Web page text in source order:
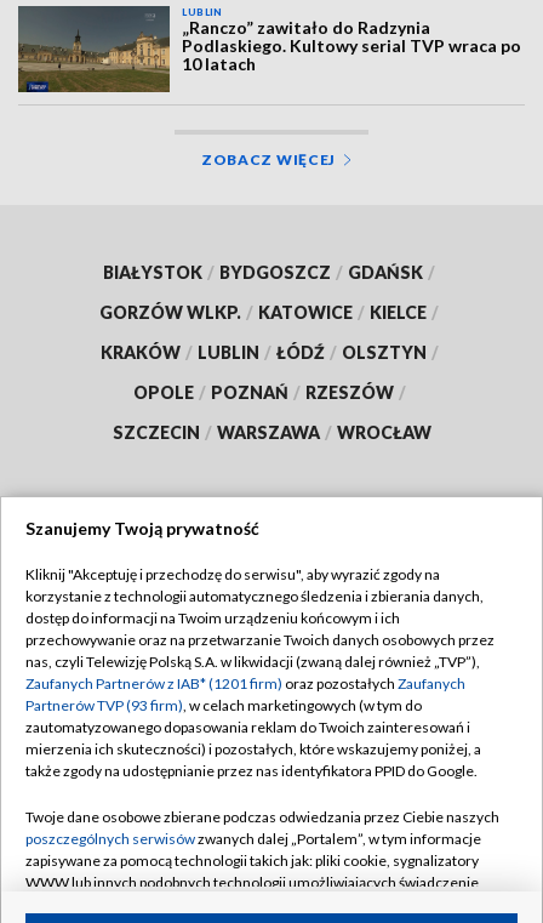
LUBLIN
„Ranczo” zawitało do Radzynia
Podlaskiego. Kultowy serial TVP wraca po
10 latach
ZOBACZ WIĘCEJ
BIAŁYSTOK / BYDGOSZCZ / GDAŃSK /
GORZÓW WLKP. / KATOWICE / KIELCE /
KRAKÓW / LUBLIN / ŁÓDŹ / OLSZTYN /
OPOLE / POZNAŃ / RZESZÓW /
SZCZECIN / WARSZAWA / WROCŁAW
TVP
Abonament TVP
Emisja w TVP
Centrum informacji TVP
Naziemna Telewizja Cyfrowa
Rada Programowa
System NOS
Informacje o nadawcy
Regulamin TVP
Polityka prywatności
Moje zgody
Pomoc
Kontakt
Kanały
Szanujemy Twoją prywatność
Kliknij "Akceptuję i przechodzę do serwisu", aby wyrazić zgody na
korzystanie z technologii automatycznego śledzenia i zbierania danych,
dostęp do informacji na Twoim urządzeniu końcowym i ich
przechowywanie oraz na przetwarzanie Twoich danych osobowych przez
nas, czyli Telewizję Polską S.A. w likwidacji (zwaną dalej również „TVP”),
Zaufanych Partnerów z IAB* (1201 firm) oraz pozostałych Zaufanych
Partnerów TVP (93 firm), w celach marketingowych (w tym do
zautomatyzowanego dopasowania reklam do Twoich zainteresowań i
mierzenia ich skuteczności) i pozostałych, które wskazujemy poniżej, a
także zgody na udostępnianie przez nas identyfikatora PPID do Google.
Twoje dane osobowe zbierane podczas odwiedzania przez Ciebie naszych
poszczególnych serwisówzwanych dalej „Portalem”, w tym informacje
zapisywane za pomocą technologii takich jak: pliki cookie, sygnalizatory
WWW lub innych podobnych technologii umożliwiających świadczenie